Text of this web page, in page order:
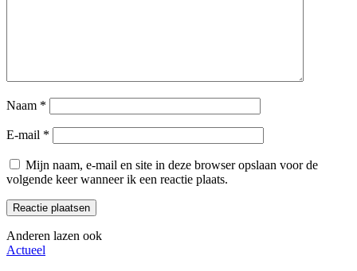
Naam *
E-mail *
Mijn naam, e-mail en site in deze browser opslaan voor de
volgende keer wanneer ik een reactie plaats.
Anderen lazen ook
Actueel